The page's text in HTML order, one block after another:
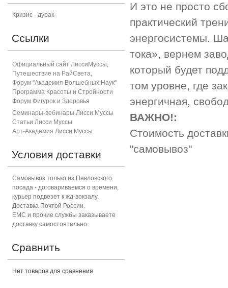
И это не просто
практический
энергосистемы.
тока», вернем
который будет
том уровне, где
энергичная,
ВАЖНО!:
Стоимость
"самовывоз"
Кризис - дурак
Ссылки
Официальный сайт ЛиссиМуссы,
Путешествие на РайСвета,
Форум "Академия Волшебных Наук"
Программа Красоты и Стройности
Форум Фигурок и Здоровья
Семинары-вебинары Лисси Муссы
Статьи Лисси Муссы
Арт-Академия Лисси Муссы
Условия доставки
Самовывоз только из Павловского
посада - договариваемся о времени,
курьер подвезет к жд-вокзалу.
Доставка Почтой России.
ЕМС и прочие службы заказываете
доставку самостоятельно.
Сравнить
Нет товаров для сравнения